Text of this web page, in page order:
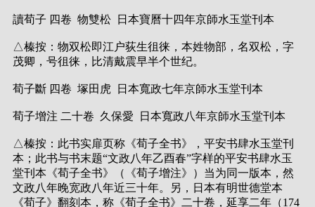
讀荀子 四卷 物雙松 日本寶曆十四年京師水玉堂刊本
△榛按：物双松即江户荻生徂徕，本姓物部，名双松，字
茂卿，号徂徕，比清戴震早半个世纪。
荀子斷 四卷 塚田虎 日本寬政七年京師水玉堂刊本
荀子增注 二十卷 久保愛 日本寬政八年京師水玉堂刊本
△榛按：此书实扉页称《荀子全书》，平安书肆水玉堂刊
本；此书与书末题“文政八年乙酉春”字样的平安书肆水玉
堂刊本《荀子全书》（《荀子增注》）当为同一版本，然
文政八年晚宽政八年近三十年。另，日本有明世德堂本
《荀子》翻刻本，称《荀子全书》二十卷，延享二年（174